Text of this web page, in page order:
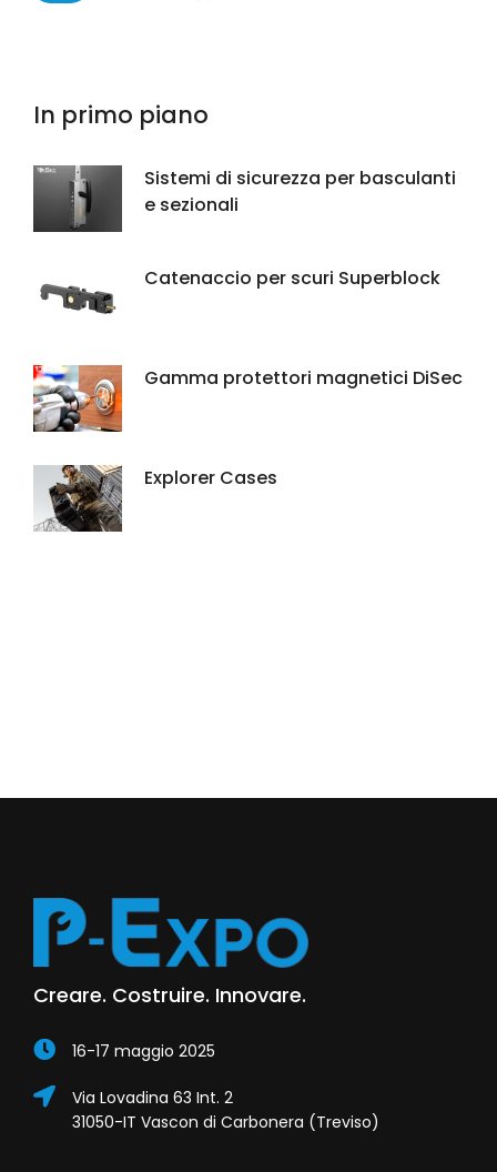
In primo piano
Sistemi di sicurezza per basculanti
e sezionali
Catenaccio per scuri Superblock
Gamma protettori magnetici DiSec
Explorer Cases
Creare. Costruire. Innovare.
16-17 maggio 2025
Via Lovadina 63 Int. 2
31050-IT Vascon di Carbonera (Treviso)